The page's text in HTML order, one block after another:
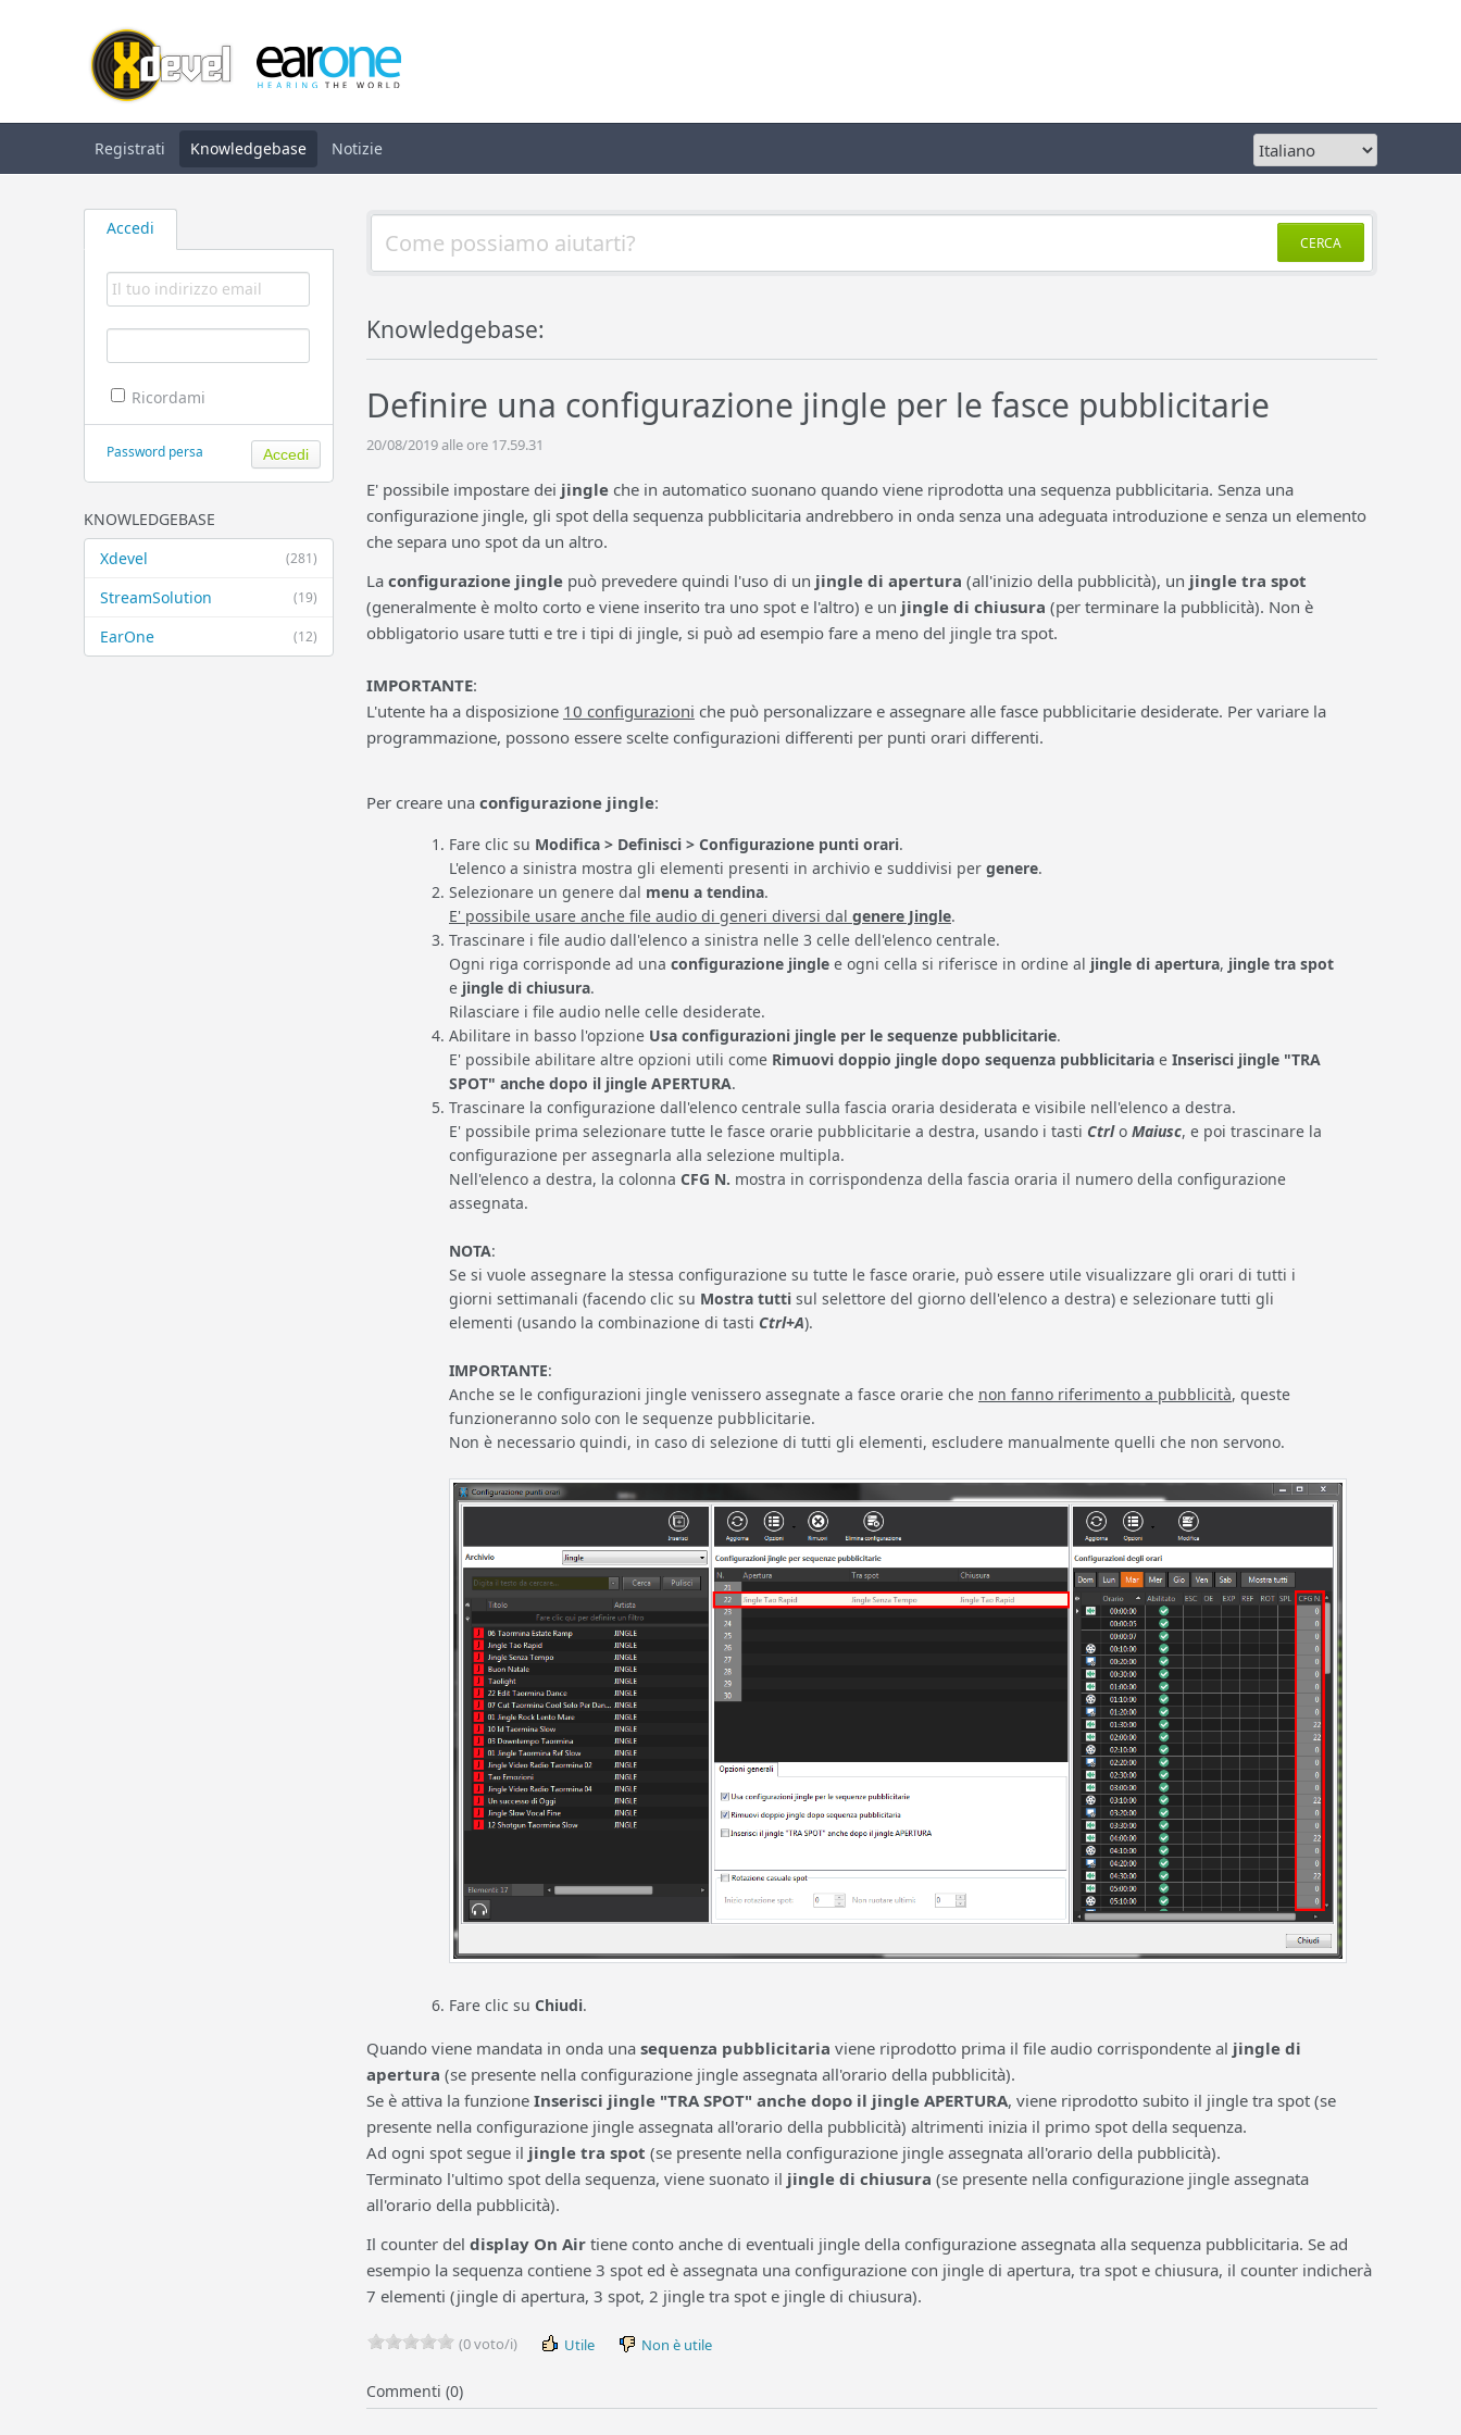
Registrati Knowledgebase Notizie
Accedi
Ricordami
Password persa
KNOWLEDGEBASE
(281)
Xdevel
(19)
StreamSolution
(12)
EarOne
CERCA
Knowledgebase:
Definire una configurazione jingle per le fasce pubblicitarie
20/08/2019 alle ore 17.59.31
E' possibile impostare dei jingle che in automatico suonano quando viene riprodotta una sequenza pubblicitaria. Senza una
configurazione jingle, gli spot della sequenza pubblicitaria andrebbero in onda senza una adeguata introduzione e senza un elemento
che separa uno spot da un altro.
La configurazione jingle può prevedere quindi l'uso di un jingle di apertura (all'inizio della pubblicità), un jingle tra spot
(generalmente è molto corto e viene inserito tra uno spot e l'altro) e un jingle di chiusura (per terminare la pubblicità). Non è
obbligatorio usare tutti e tre i tipi di jingle, si può ad esempio fare a meno del jingle tra spot.
IMPORTANTE:
L'utente ha a disposizione 10 configurazioni che può personalizzare e assegnare alle fasce pubblicitarie desiderate. Per variare la
programmazione, possono essere scelte configurazioni differenti per punti orari differenti.
Per creare una configurazione jingle:
Fare clic su Modifica > Definisci > Configurazione punti orari.
L'elenco a sinistra mostra gli elementi presenti in archivio e suddivisi per genere.
Selezionare un genere dal menu a tendina.
E' possibile usare anche file audio di generi diversi dal genere Jingle.
Trascinare i file audio dall'elenco a sinistra nelle 3 celle dell'elenco centrale.
Ogni riga corrisponde ad una configurazione jingle e ogni cella si riferisce in ordine al jingle di apertura, jingle tra spot
e jingle di chiusura.
Rilasciare i file audio nelle celle desiderate.
Abilitare in basso l'opzione Usa configurazioni jingle per le sequenze pubblicitarie.
E' possibile abilitare altre opzioni utili come Rimuovi doppio jingle dopo sequenza pubblicitaria e Inserisci jingle "TRA
SPOT" anche dopo il jingle APERTURA.
Trascinare la configurazione dall'elenco centrale sulla fascia oraria desiderata e visibile nell'elenco a destra.
E' possibile prima selezionare tutte le fasce orarie pubblicitarie a destra, usando i tasti Ctrlo Maiusc, e poi trascinare la
configurazione per assegnarla alla selezione multipla.
Nell'elenco a destra, la colonna CFG N. mostra in corrispondenza della fascia oraria il numero della configurazione
assegnata.
NOTA:
Se si vuole assegnare la stessa configurazione su tutte le fasce orarie, può essere utile visualizzare gli orari di tutti i
giorni settimanali (facendo clic su Mostra tutti sul selettore del giorno dell'elenco a destra) e selezionare tutti gli
elementi (usando la combinazione di tasti Ctrl+A).
IMPORTANTE:
Anche se le configurazioni jingle venissero assegnate a fasce orarie che non fanno riferimento a pubblicità, queste
funzioneranno solo con le sequenze pubblicitarie.
Non è necessario quindi, in caso di selezione di tutti gli elementi, escludere manualmente quelli che non servono.
Fare clic su Chiudi.
Quando viene mandata in onda una sequenza pubblicitaria viene riprodotto prima il file audio corrispondente al jingle di
apertura (se presente nella configurazione jingle assegnata all'orario della pubblicità).
Se è attiva la funzione Inserisci jingle "TRA SPOT" anche dopo il jingle APERTURA, viene riprodotto subito il jingle tra spot (se
presente nella configurazione jingle assegnata all'orario della pubblicità) altrimenti inizia il primo spot della sequenza.
Ad ogni spot segue il jingle tra spot (se presente nella configurazione jingle assegnata all'orario della pubblicità).
Terminato l'ultimo spot della sequenza, viene suonato il jingle di chiusura (se presente nella configurazione jingle assegnata
all'orario della pubblicità).
Il counter del display On Air tiene conto anche di eventuali jingle della configurazione assegnata alla sequenza pubblicitaria. Se ad
esempio la sequenza contiene 3 spot ed è assegnata una configurazione con jingle di apertura, tra spot e chiusura, il counter indicherà
7 elementi (jingle di apertura, 3 spot, 2 jingle tra spot e jingle di chiusura).
(0 voto/i) Utile Non è utile
Commenti (0)